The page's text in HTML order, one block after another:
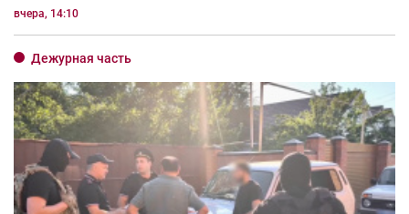
вчера, 14:10
Дежурная часть